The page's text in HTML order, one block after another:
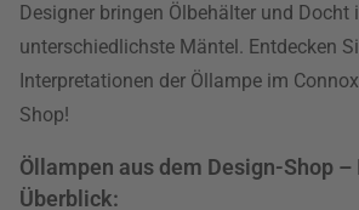
Designer bringen Ölbehälter und Docht
unterschiedlichste Mäntel. Entdecken
Interpretationen der Öllampe im
Shop!
Öllampen aus dem Design-Shop
Überblick: